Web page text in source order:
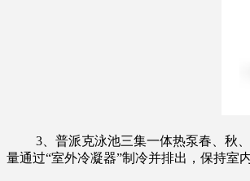
3、普派克泳池三集一体热泵春、秋、
量通过“室外冷凝器”制冷并排出，保持室